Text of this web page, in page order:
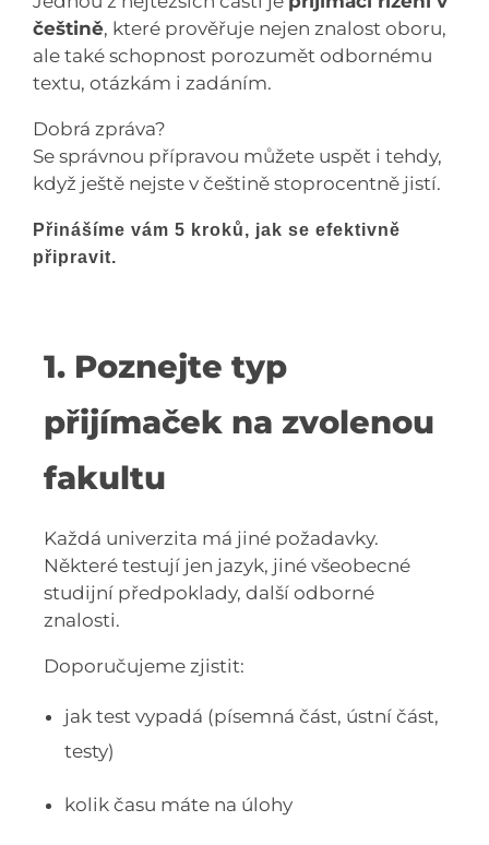
češtině, které prověřuje nejen znalost oboru,
ale také schopnost porozumět odbornému
textu, otázkám i zadáním.
Dobrá zpráva?
Se správnou přípravou můžete uspět i tehdy,
když ještě nejste v češtině stoprocentně jistí.
Přinášíme vám 5 kroků, jak se efektivně
připravit.
1. Poznejte typ
přijímaček na zvolenou
fakultu
Každá univerzita má jiné požadavky.
Některé testují jen jazyk, jiné všeobecné
studijní předpoklady, další odborné
znalosti.
Doporučujeme zjistit:
jak test vypadá (písemná část, ústní část,
testy)
kolik času máte na úlohy